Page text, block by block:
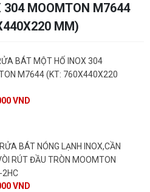
304 MOOMTON M7644
MM)
BÁT MỘT HỐ INOX 304
M7644 (KT: 760X440X220
VND
BÁT NÓNG LẠNH INOX,CẦN
RÚT ĐẦU TRÒN MOOMTON
VND